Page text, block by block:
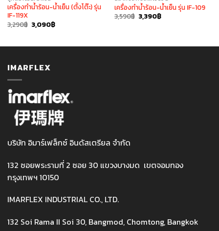
เครื่องทำน้ำร้อน-น้ำเย็น (ตั้งโต๊ะ) รุ่น
IF-119X
3,290฿ Original
price
3,090฿Current
price
เครื่องทำน้ำร้อน-น้ำเย็น รุ่น IF-109
3,590฿ Original
price
3,390฿Current
IMARFLEX
บริษัท อิมาร์เฟล็กซ์ อินดัสเตรียล จำกัด
132 ซอยพระรามที่ 2 ซอย 30 แขวงบางมด เขตจอมทอง
กรุงเทพฯ 10150
IMARFLEX INDUSTRIAL CO., LTD.
132 Soi Rama II Soi 30, Bangmod, Chomtong, Bangkok